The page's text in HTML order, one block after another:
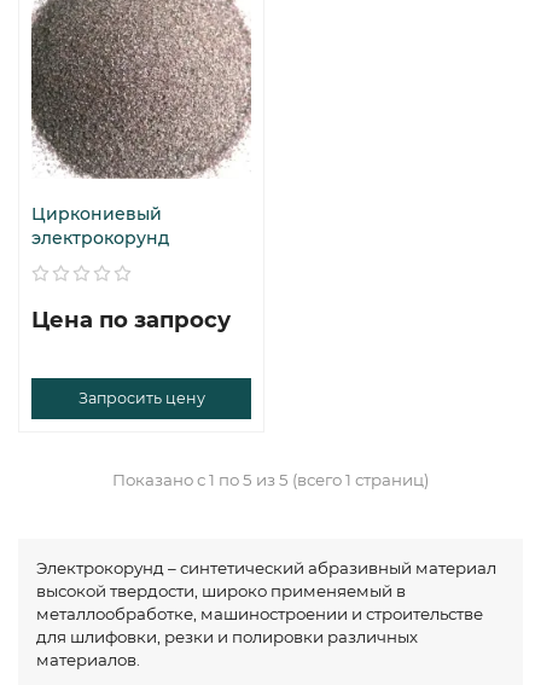
Циркониевый
электрокорунд
Цена по запросу
Запросить цену
Показано с 1 по 5 из 5 (всего 1 страниц)
Электрокорунд – синтетический абразивный материал
высокой твердости, широко применяемый в
металлообработке, машиностроении и строительстве
для шлифовки, резки и полировки различных
материалов.